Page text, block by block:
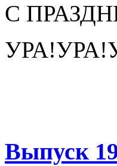
С
Выпуск